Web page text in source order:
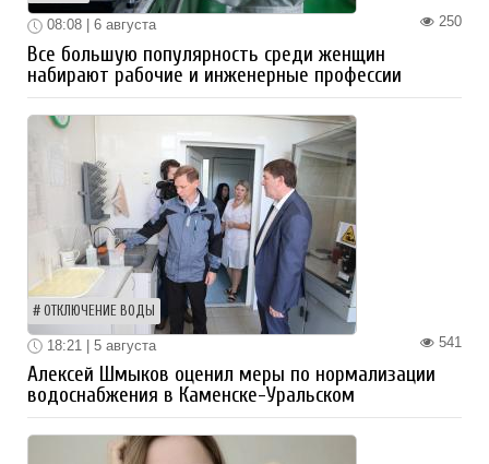
250
08:08 | 6 августа
Все большую популярность среди женщин
набирают рабочие и инженерные профессии
ОТКЛЮЧЕНИЕ ВОДЫ
541
18:21 | 5 августа
Алексей Шмыков оценил меры по нормализации
водоснабжения в Каменске-Уральском